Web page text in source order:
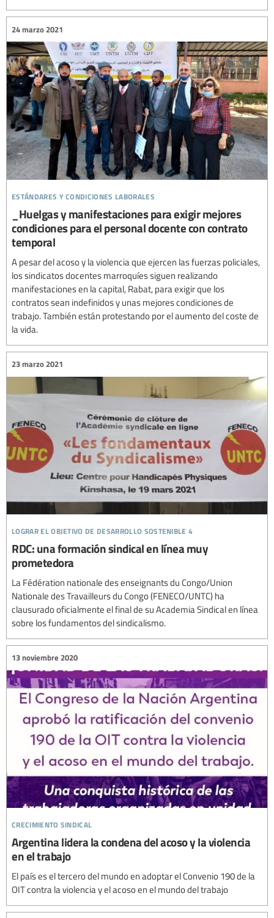
estándares y condiciones laborales
24 marzo 2021
_Huelgas y manifestaciones para exigir mejores
condiciones para el personal docente con contrato
temporal
A pesar del acoso y la violencia que ejercen las fuerzas policiales,
los sindicatos docentes marroquíes siguen realizando
manifestaciones en la capital, Rabat, para exigir que los
contratos sean indefinidos y unas mejores condiciones de
trabajo. También están protestando por el aumento del coste de
la vida.
lograr el objetivo de desarrollo sostenible 4
23 marzo 2021
RDC: una formación sindical en línea muy
prometedora
La Fédération nationale des enseignants du Congo/Union
Nationale des Travailleurs du Congo (FENECO/UNTC) ha
clausurado oficialmente el final de su Academia Sindical en línea
sobre los fundamentos del sindicalismo.
crecimiento sindical
13 noviembre 2020
Argentina lidera la condena del acoso y la violencia
en el trabajo
El país es el tercero del mundo en adoptar el Convenio 190 de la
OIT contra la violencia y el acoso en el mundo del trabajo